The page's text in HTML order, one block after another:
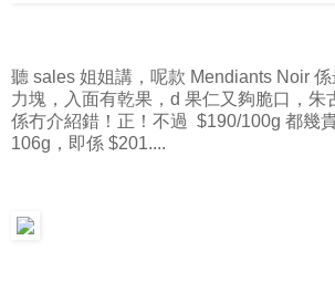
聽 sales 姐姐講，呢款 Mendiants Noir
力塊，入面有乾果，d 果仁又夠脆口，朱
係冇介紹錯！正！不過 $190/100g 都幾
106g，即係 $201....